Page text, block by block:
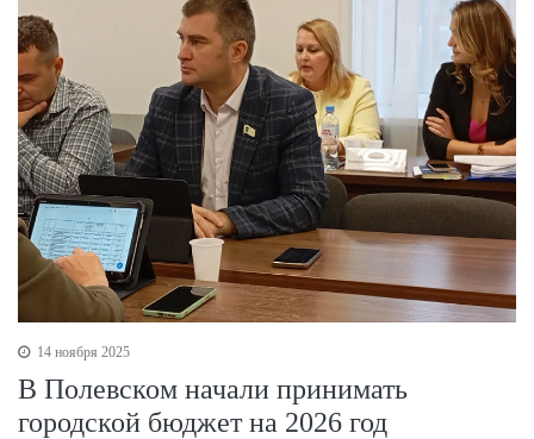
14 ноября 2025
В Полевском начали принимать
городской бюджет на 2026 год